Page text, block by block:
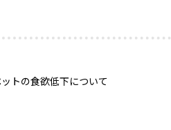
トの食欲低下について